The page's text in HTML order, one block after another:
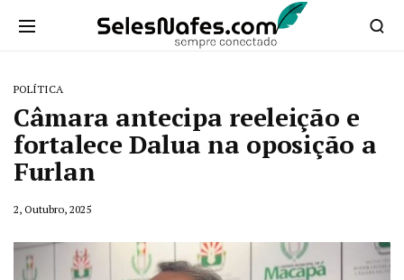
POLÍTICA
Câmara antecipa reeleição e
fortalece Dalua na oposição a
Furlan
2, Outubro, 2025